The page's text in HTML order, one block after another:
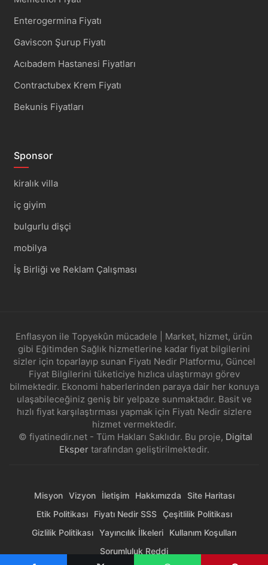
Enterogermina Fiyatı
Gaviscon Şurup Fiyatı
Acıbadem Hastanesi Fiyatları
Contractubex Krem Fiyatı
Bekunis Fiyatları
Sponsor
kiralık villa
iç giyim
bulgurlu dişçi
mobilya
İş Birliği ve Reklam Çalışması
Enflasyon ile Topyekûn mücadele | Market, hizmet, ürün
gibi Eğitimden Sağlık hizmetlerine kadar fiyat bilgilerini
sizler için toparlayıp sunan Fiyatı Nedir Platformu, Güncel
Fiyat Bilgilerini tüketiciye hızlıca ulaştırmayı görev
bilmektedir. Ekonomi haberlerinden paraya dair her konuya
ulaşabileceğiniz geniş bir yelpaze sunmaktadır. Basit ve
hızlı fiyat karşılaştırması yapmak için Fiyatı Nedir sizlere
hizmet vermektedir.
© fiyatinedir.net - Tüm Hakları Saklıdır. Bu proje, Digital
Ekspertarafından geliştirilmektedir.
Misyon Vizyon İletişim Hakkımızda
Site Haritası
Etik Politikası
Fiyatı Nedir SSS
Çeşitlilik Politikası
Gizlilik Politikası Yayıncılık İlkeleri
Kullanım Koşulları
Sorumluluk Reddi